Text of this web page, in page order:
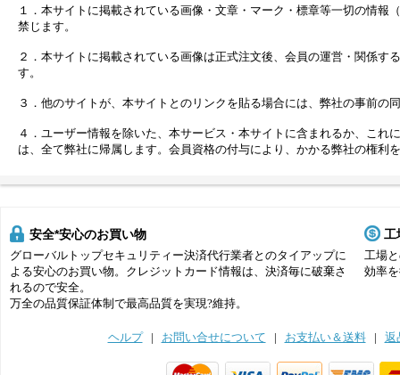
１．本サイトに掲載されている画像・文章・マーク・標章等一切の情
禁じます。
２．本サイトに掲載されている画像は正式注文後、会員の運営・関係
す。
３．他のサイトが、本サイトとのリンクを貼る場合には、弊社の事前の
４．ユーザー情報を除いた、本サービス・本サイトに含まれるか、こ
は、全て弊社に帰属します。会員資格の付与により、かかる弊社の権利
安全*安心のお買い物
グローバルトップセキュリティー決済代行業者とのタイアップに
よる安心のお買い物。クレジットカード情報は、決済毎に破棄さ
れるので安全。
万全の品質保証体制で最高品質を実現?維持。
工
工場
効率
ヘルプ | お問い合せについて | お支払い＆送料 | 返